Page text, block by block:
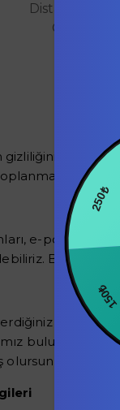
Distance
Order and
gizliliğini
e-posta
Bu
veya
150₺
250₺